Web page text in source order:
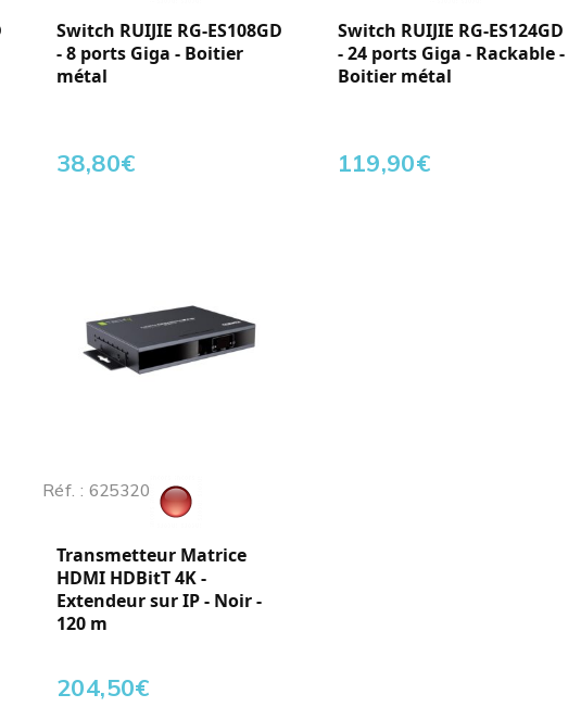
Switch RUIJIE RG-ES108GD
- 8 ports Giga - Boitier
métal
38,80€
Switch RUIJIE RG-ES124GD
- 24 ports Giga - Rackable -
Boitier métal
119,90€
Réf. : 625320
Transmetteur Matrice
HDMI HDBitT 4K -
Extendeur sur IP - Noir -
120 m
204,50€